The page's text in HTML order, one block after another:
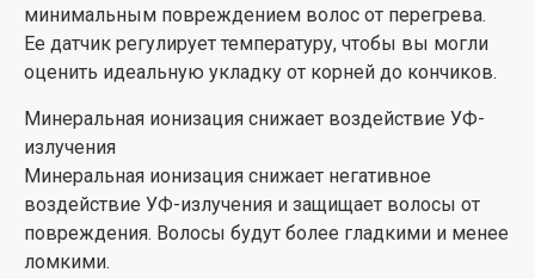
Ионы в воде увлажняют волосы
Технология ионизации воды от Philips генерирует
более чем в 1000 раз больше заряженных частиц в
волосы станут более мягкими и здоровыми.
Длинные пластины 105 мм для быстрого и
удобного выпрямления
Длинные пластины 105 мм обеспечивают лучший
контакт с волосами и позволяют быстрее и легче
минимальным повреждением волос от перегрева.
Ее датчик регулирует температуру, чтобы вы могли
оценить идеальную укладку от корней до кончиков.
Минеральная ионизация снижает воздействие УФ-
излучения
Минеральная ионизация снижает негативное
воздействие УФ-излучения и защищает волосы от
повреждения. Волосы будут более гладкими и менее
ломкими.